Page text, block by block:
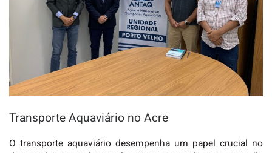
Transporte Aquaviário no Acre
O transporte aquaviário desempenha um papel crucial no